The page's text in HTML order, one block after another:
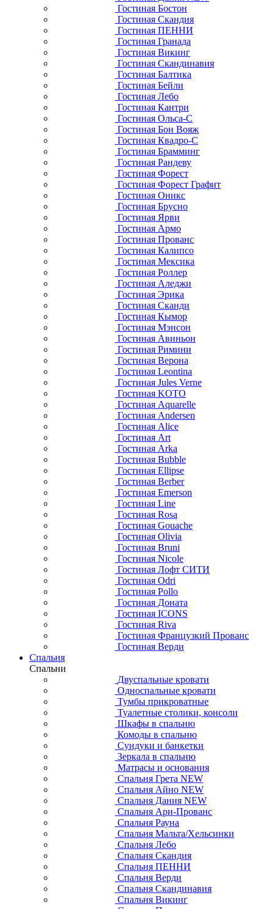
Гостиная Бостон
Гостиная Скандия
Гостиная ПЕННИ
Гостиная Гранада
Гостиная Викинг
Гостиная Скандинавия
Гостиная Балтика
Гостиная Бейли
Гостиная Лебо
Гостиная Кантри
Гостиная Ольса-С
Гостиная Бон Вояж
Гостиная Квадро-С
Гостиная Брамминг
Гостиная Рандеву
Гостиная Форест
Гостиная Форест Графит
Гостиная Оникс
Гостиная Брусно
Гостиная Ярви
Гостиная Армо
Гостиная Прованс
Гостиная Калипсо
Гостиная Мексика
Гостиная Роллер
Гостиная Аледжи
Гостиная Эрика
Гостиная Сканди
Гостиная Кымор
Гостиная Мэнсон
Гостиная Авиньон
Гостиная Римини
Гостиная Верона
Гостиная Leontina
Гостиная Jules Verne
Гостиная KOTO
Гостиная Aquarelle
Гостиная Andersen
Гостиная Alice
Гостиная Art
Гостиная Arka
Гостиная Bubble
Гостиная Ellipse
Гостиная Berber
Гостиная Emerson
Гостиная Line
Гостиная Rosa
Гостиная Gouache
Гостиная Olivia
Гостиная Bruni
Гостиная Nicole
Гостиная Лофт СИТИ
Гостиная Odri
Гостиная Pollo
Гостиная Доната
Гостиная ICONS
Гостиная Riva
Гостиная Французкий Прованс
Гостиная Верди
Спальня
Спальни
Двуспальные кровати
Односпальные кровати
Тумбы прикроватные
Туалетные столики, консоли
Шкафы в спальню
Комоды в спальню
Сундуки и банкетки
Зеркала в спальню
Матрасы и основания
Спальня Грета NEW
Спальня Айно NEW
Спальня Дания NEW
Спальня Ари-Прованс
Спальня Рауна
Спальня Мальта/Хельсинки
Спальня Лебо
Спальня Скандия
Спальня ПЕННИ
Спальня Верди
Спальня Скандинавия
Спальня Викинг